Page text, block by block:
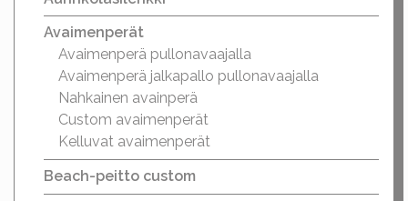
Avaimenperät
Avaimenperä pullonavaajalla
Avaimenperä jalkapallo pullonavaajalla
Nahkainen avainperä
Custom avaimenperät
Kelluvat avaimenperät
Beach-peitto custom